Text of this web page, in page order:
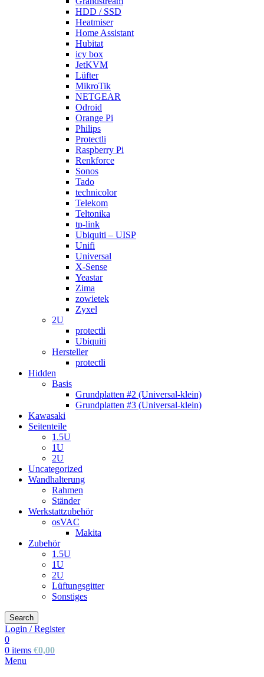
HDD / SSD
Heatmiser
Home Assistant
Hubitat
icy box
JetKVM
Lüfter
MikroTik
NETGEAR
Odroid
Orange Pi
Philips
Protectli
Raspberry Pi
Renkforce
Sonos
Tado
technicolor
Telekom
Teltonika
tp-link
Ubiquiti – UISP
Unifi
Universal
X-Sense
Yeastar
Zima
zowietek
Zyxel
2U
protectli
Ubiquiti
Hersteller
protectli
Hidden
Basis
Grundplatten #2 (Universal-klein)
Grundplatten #3 (Universal-klein)
Kawasaki
Seitenteile
1.5U
1U
2U
Uncategorized
Wandhalterung
Rahmen
Ständer
Werkstattzubehör
osVAC
Makita
Zubehör
1.5U
1U
2U
Lüftungsgitter
Sonstiges
Search
Login / Register
0
0 items €0,00
Menu